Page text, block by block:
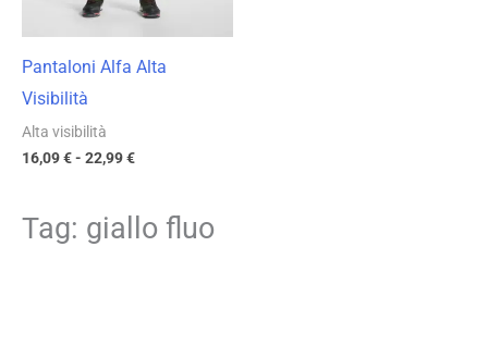
Pantaloni Alfa Alta
Visibilità
Alta visibilità
16,09€- 22,99€
Tag: giallo fluo